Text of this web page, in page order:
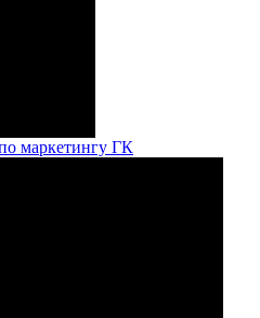
маркетингу ГК